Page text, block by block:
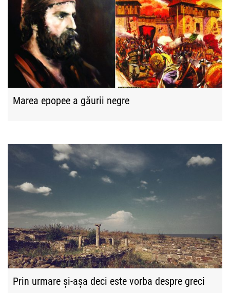
Marea epopee a găurii negre
Prin urmare și-așa deci este vorba despre greci